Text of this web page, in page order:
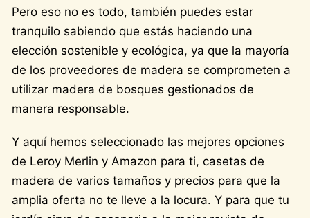
Pero eso no es todo, también puedes estar
tranquilo sabiendo que estás haciendo una
elección sostenible y ecológica, ya que la mayoría
de los proveedores de madera se comprometen a
utilizar madera de bosques gestionados de
manera responsable.
Y aquí hemos seleccionado las mejores opciones
de Leroy Merlin y Amazon para ti, casetas de
madera de varios tamaños y precios para que la
amplia oferta no te lleve a la locura. Y para que tu